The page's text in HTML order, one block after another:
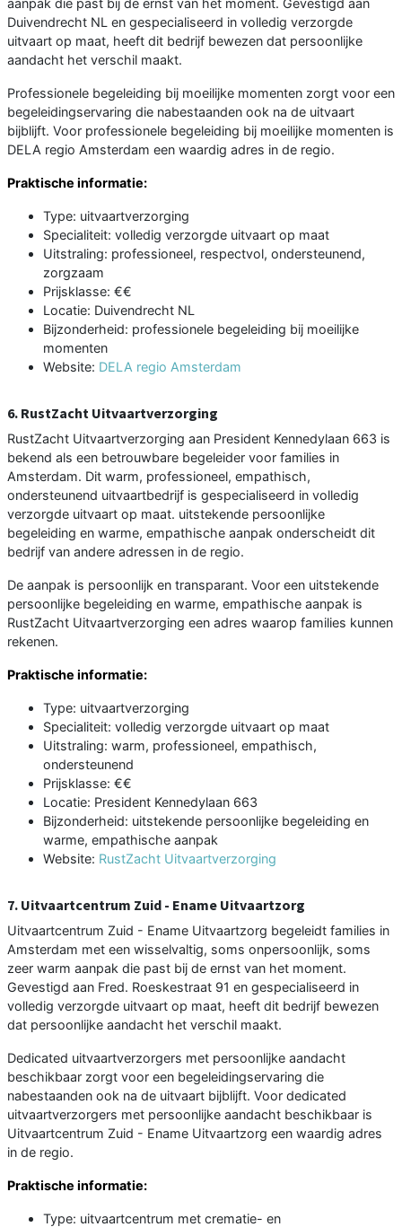
Duivendrecht NL en gespecialiseerd in volledig verzorgde
uitvaart op maat, heeft dit bedrijf bewezen dat persoonlijke
aandacht het verschil maakt.
Professionele begeleiding bij moeilijke momenten zorgt voor een
begeleidingservaring die nabestaanden ook na de uitvaart
bijblijft. Voor professionele begeleiding bij moeilijke momenten is
DELA regio Amsterdam een waardig adres in de regio.
Praktische informatie:
Type: uitvaartverzorging
Specialiteit: volledig verzorgde uitvaart op maat
Uitstraling: professioneel, respectvol, ondersteunend,
zorgzaam
Prijsklasse: €€
Locatie: Duivendrecht NL
Bijzonderheid: professionele begeleiding bij moeilijke
momenten
Website: DELA regio Amsterdam
6. RustZacht Uitvaartverzorging
RustZacht Uitvaartverzorging aan President Kennedylaan 663 is
bekend als een betrouwbare begeleider voor families in
Amsterdam. Dit warm, professioneel, empathisch,
ondersteunend uitvaartbedrijf is gespecialiseerd in volledig
verzorgde uitvaart op maat. uitstekende persoonlijke
begeleiding en warme, empathische aanpak onderscheidt dit
bedrijf van andere adressen in de regio.
De aanpak is persoonlijk en transparant. Voor een uitstekende
persoonlijke begeleiding en warme, empathische aanpak is
RustZacht Uitvaartverzorging een adres waarop families kunnen
rekenen.
Praktische informatie:
Type: uitvaartverzorging
Specialiteit: volledig verzorgde uitvaart op maat
Uitstraling: warm, professioneel, empathisch,
ondersteunend
Prijsklasse: €€
Locatie: President Kennedylaan 663
Bijzonderheid: uitstekende persoonlijke begeleiding en
warme, empathische aanpak
Website: RustZacht Uitvaartverzorging
7. Uitvaartcentrum Zuid - Ename Uitvaartzorg
Uitvaartcentrum Zuid - Ename Uitvaartzorg begeleidt families in
Amsterdam met een wisselvaltig, soms onpersoonlijk, soms
zeer warm aanpak die past bij de ernst van het moment.
Gevestigd aan Fred. Roeskestraat 91 en gespecialiseerd in
volledig verzorgde uitvaart op maat, heeft dit bedrijf bewezen
dat persoonlijke aandacht het verschil maakt.
Dedicated uitvaartverzorgers met persoonlijke aandacht
beschikbaar zorgt voor een begeleidingservaring die
nabestaanden ook na de uitvaart bijblijft. Voor dedicated
uitvaartverzorgers met persoonlijke aandacht beschikbaar is
Uitvaartcentrum Zuid - Ename Uitvaartzorg een waardig adres
in de regio.
Praktische informatie:
Type: uitvaartcentrum met crematie- en